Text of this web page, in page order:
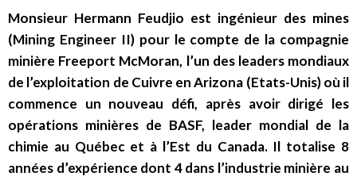
Monsieur Hermann Feudjio est ingénieur des mines
(Mining Engineer II) pour le compte de la compagnie
minière Freeport McMoran, l’un des leaders mondiaux
de l’exploitation de Cuivre en Arizona (Etats-Unis) où il
commence un nouveau défi, après avoir dirigé les
opérations minières de BASF, leader mondial de la
chimie au Québec et à l’Est du Canada. Il totalise 8
années d’expérience dont 4 dans l’industrie minière au